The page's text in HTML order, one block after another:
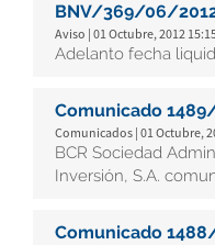
BNV/369/06/
Aviso | 01 Octubre, 2012
Adelanto fecha
Comunicado
Comunicados | 01 Octubre,
BCR Sociedad
Inversión, S.A.
Comunicado